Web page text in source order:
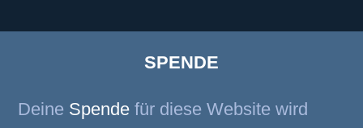
SPENDE
Deine Spende für diese Website wird